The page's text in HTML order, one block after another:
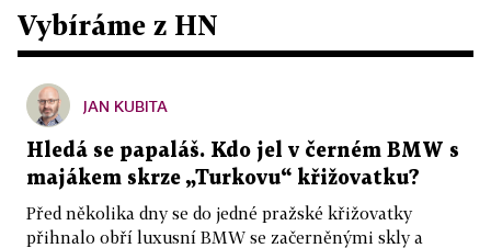
Vybíráme z HN
JAN KUBITA
Hledá se papaláš. Kdo jel v černém BMW s
majákem skrze „Turkovu“ křižovatku?
Před několika dny se do jedné pražské křižovatky
přihnalo obří luxusní BMW se začerněnými skly a